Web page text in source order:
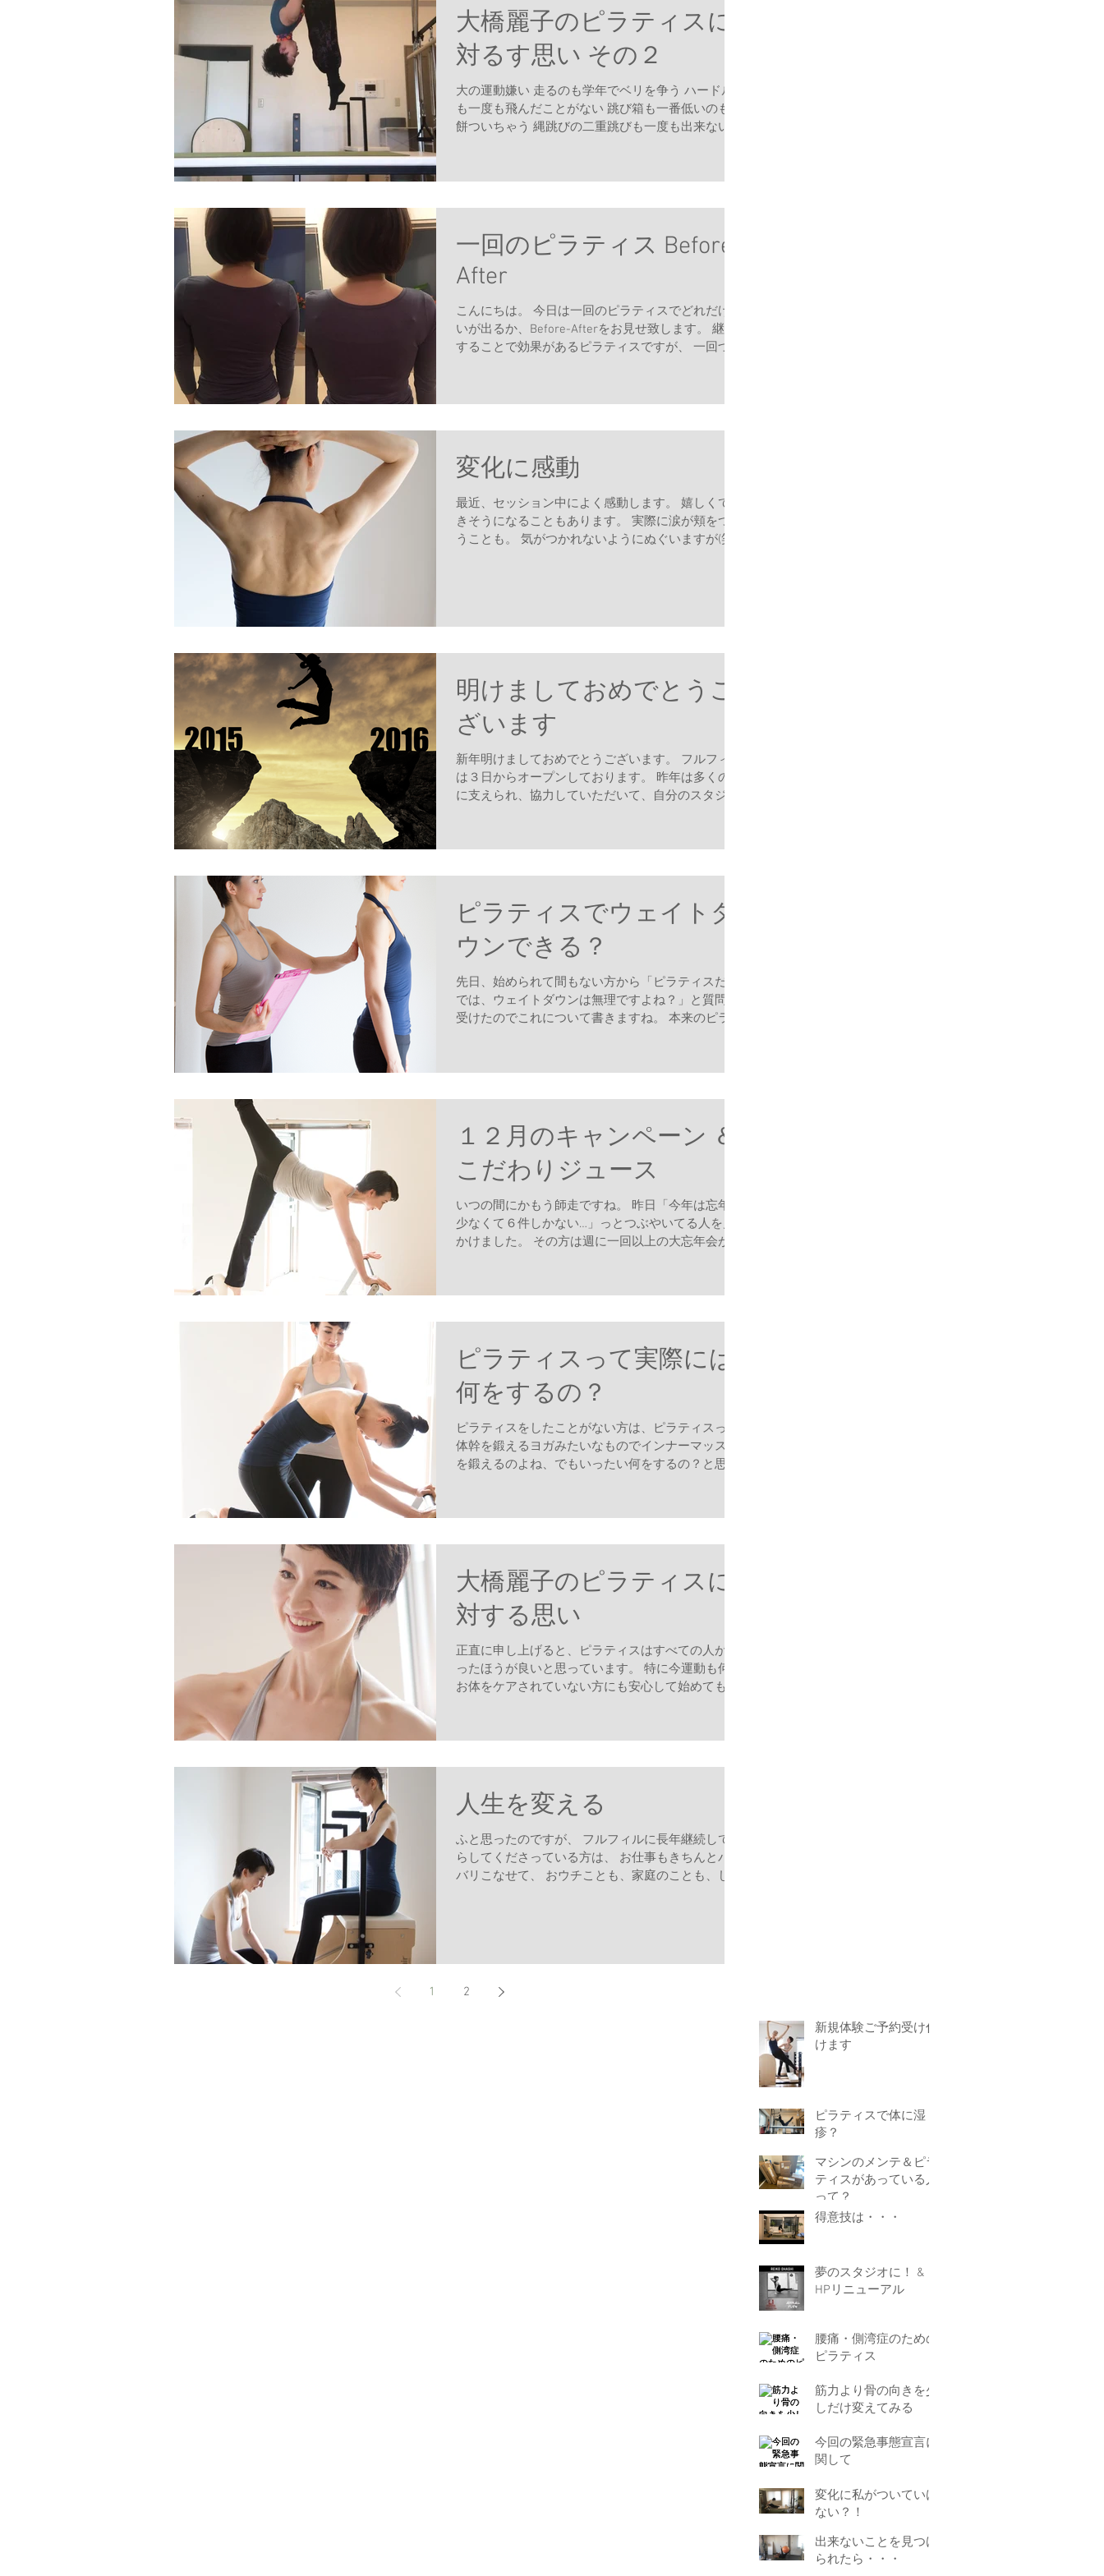
大橋麗子のピラティスに
対るす思い その２
大の運動嫌い 走るのも学年でベリを争う ハードル
も一度も飛んだことがない 跳び箱も一番低いのも尻
餅ついちゃう 縄跳びの二重跳びも一度も出来ない
一回のピラティス Before-
After
こんにちは。 今日は一回のピラティスでどれだけ違
いが出るか、Before-Afterをお見せ致します。 継続
することで効果があるピラティスですが、 一回づつ
て、 ...
変化に感動
最近、セッション中によく感動します。 嬉しくて泣
きそうになることもあります。 実際に涙が頬をつた
うことも。 気がつかれないようにぬぐいますが(笑)
明けましておめでとうご
ざいます
新年明けましておめでとうございます。 フルフィル
は３日からオープンしております。 昨年は多くの方
に支えられ、協力していただいて、自分のスタジオ
か？...
ピラティスでウェイトダ
ウンできる？
先日、始められて間もない方から「ピラティスだけ
では、ウェイトダウンは無理ですよね？」と質問を
受けたのでこれについて書きますね。 本来のピラテ
れには諸説あります。...
１２月のキャンペーン ＆
こだわりジュース
いつの間にかもう師走ですね。 昨日「今年は忘年会
少なくて６件しかない…」っとつぶやいてる人を見
かけました。 その方は週に一回以上の大忘年会があ
ただこう！...
ピラティスって実際には
何をするの？
ピラティスをしたことがない方は、ピラティスって
体幹を鍛えるヨガみたいなものでインナーマッスル
を鍛えるのよね、でもいったい何をするの？と思わ
も、実際にどんなことをするのか、ま...
大橋麗子のピラティスに
対する思い
正直に申し上げると、ピラティスはすべての人が行
ったほうが良いと思っています。 特に今運動も何も
お体をケアされていない方にも安心して始めてもら
行った方が良いと思っています。...
人生を変える
ふと思ったのですが、 フルフィルに長年継続してい
らしてくださっている方は、 お仕事もきちんとバリ
バリこなせて、 おウチことも、家庭のことも、しっ
1 2
新規体験ご予約受け付
けます
ピラティスで体に湿
疹？
マシンのメンテ＆ピラ
ティスがあっている人
って？
得意技は・・・
夢のスタジオに！ &
HPリニューアル
腰痛・側湾症のための
ピラティス
筋力より骨の向きを少
しだけ変えてみる
今回の緊急事態宣言に
関して
変化に私がついていけ
ない？！
出来ないことを見つけ
られたら・・・